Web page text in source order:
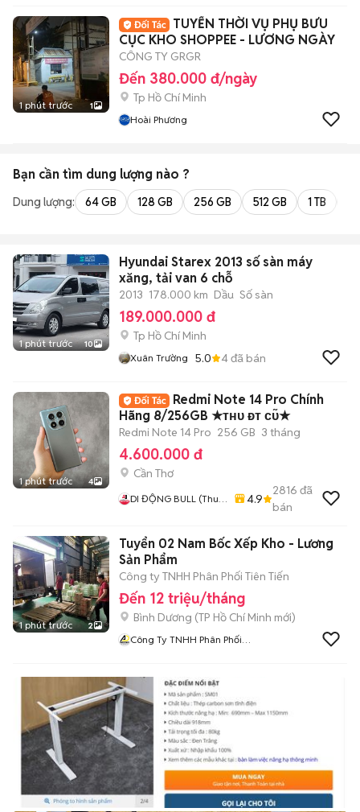
1 phút trước 1
TUYỂN THỜI VỤ PHỤ BƯU
CỤC KHO SHOPPEE - LƯƠNG NGÀY
CÔNG TY GRGR
Đến 380.000 đ/ngày
Tp Hồ Chí Minh
Hoài Phương
Bạn cần tìm dung lượng nào ?
Dung lượng: 64 GB 128 GB 256 GB 512 GB 1 TB
1 phút trước 10
Hyundai Starex 2013 số sàn máy
xăng, tải van 6 chỗ
2013 178.000 km Dầu Số sàn
189.000.000 đ
Tp Hồ Chí Minh
Xuân Trường 5.0 4đã bán
1 phút trước 4
Redmi Note 14 Pro Chính
Hãng 8/256GB ★ᴛʜᴜ ᴆᴛ ᴄᴜ̃★
Redmi Note 14 Pro 256 GB 3 tháng
4.600.000 đ
Cần Thơ
DI ĐỘNG BULL (Thu
4.9
2816 đã
bán
1 phút trước 2
Tuyển 02 Nam Bốc Xếp Kho - Lương
Sản Phẩm
Công ty TNHH Phân Phối Tiên Tiến
Đến 12 triệu/tháng
Bình Dương (TP Hồ Chí Minh mới)
Công Ty TNHH Phân Phối